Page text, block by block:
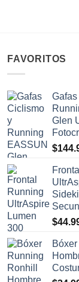
FAVORITOS
Glen
$
$